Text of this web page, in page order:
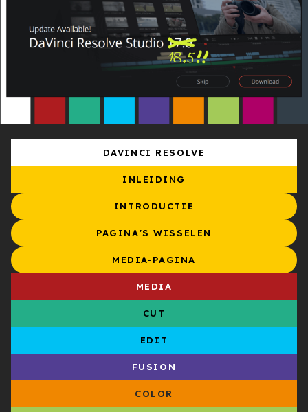
DAVINCI RESOLVE
INLEIDING
INTRODUCTIE
PAGINA'S WISSELEN
MEDIA-PAGINA
MEDIA
CUT
EDIT
FUSION
COLOR